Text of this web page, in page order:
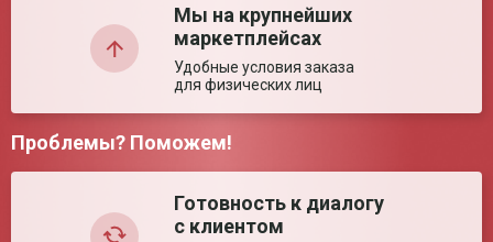
Китай
Технические характеристики
1050*630*920 мм
Размер в сложенном
800*290*720 мм
Глубина сиденья (±
420 мм
Мы на крупнейших
маркетплейсах
Удобные условия заказа
для физических лиц
Проблемы? Поможем!
Готовность к диалогу
с клиентом